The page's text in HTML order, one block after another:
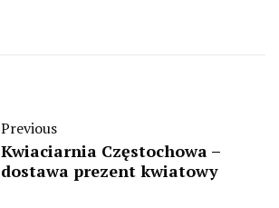
Previous
Kwiaciarnia Częstochowa –
dostawa prezent kwiatowy